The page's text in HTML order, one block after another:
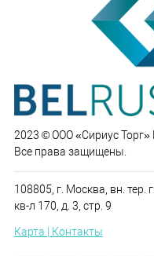
2023 © ООО «Сириус
Все права защищены.
108805, г. Москва, вн. тер.
кв-л 170, д. 3, стр. 9
Карта | Контакты